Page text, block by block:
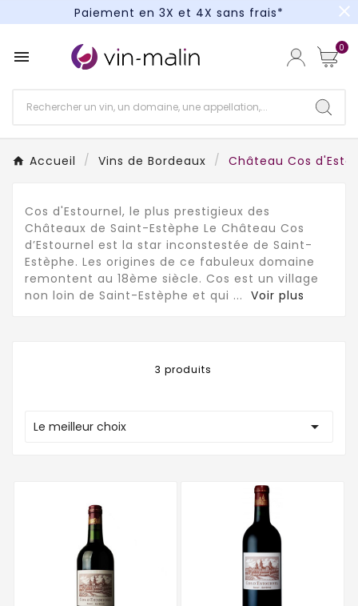
Paiement en 3X et 4X sans frais*
Paiement en 3X et 4X sans frais*
close
 0
Accueil Vins de Bordeaux Château Cos
Cos d'Estournel, le plus prestigieux des
Châteaux de Saint-Estèphe Le Château Cos
d’Estournel est la star inconstestée de Saint-
Estèphe. Les origines de ce fabuleux domaine
remontent au 18ème siècle. Cos est un village
non loin de Saint-Estèphe et qui ... Voir plus
3 produits
Le meilleur choix 